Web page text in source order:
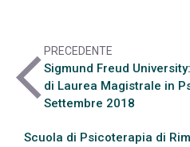
arrow_back_ios
PRECEDENTE
Sigmund Freud
di Laurea Magistrale in
Settembre 2018
Scuola di Psicoterapia di